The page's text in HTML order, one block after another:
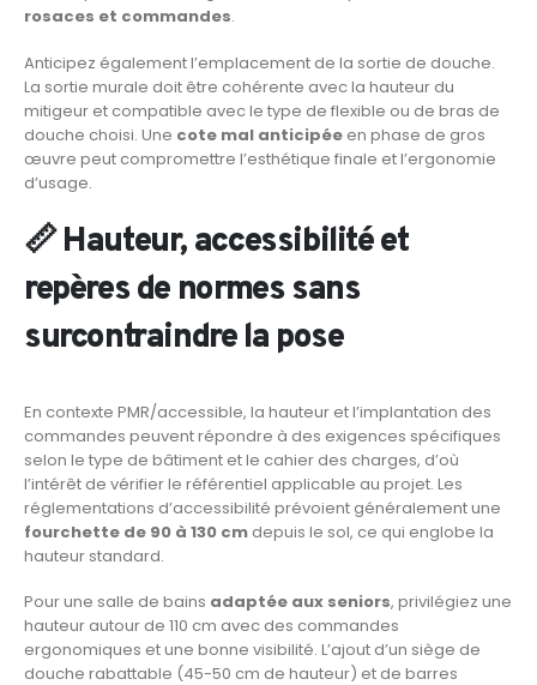
rosaces et commandes.
Anticipez également l’emplacement de la sortie de douche.
La sortie murale doit être cohérente avec la hauteur du
mitigeur et compatible avec le type de flexible ou de bras de
douche choisi. Une cote mal anticipée en phase de gros
œuvre peut compromettre l’esthétique finale et l’ergonomie
d’usage.
📏 Hauteur, accessibilité et
repères de normes sans
surcontraindre la pose
En contexte PMR/accessible, la hauteur et l’implantation des
commandes peuvent répondre à des exigences spécifiques
selon le type de bâtiment et le cahier des charges, d’où
l’intérêt de vérifier le référentiel applicable au projet. Les
réglementations d’accessibilité prévoient généralement une
fourchette de 90 à 130 cm depuis le sol, ce qui englobe la
hauteur standard.
Pour une salle de bains adaptée aux seniors, privilégiez une
hauteur autour de 110 cm avec des commandes
ergonomiques et une bonne visibilité. L’ajout d’un siège de
douche rabattable (45-50 cm de hauteur) et de barres